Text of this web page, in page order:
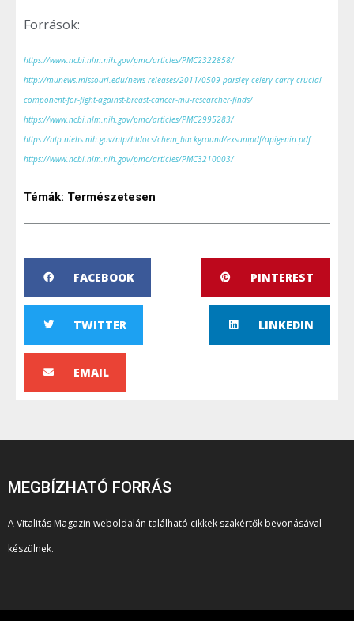
Források:
https://www.ncbi.nlm.nih.gov/pmc/articles/PMC2322858/
http://munews.missouri.edu/news-releases/2011/0509-parsley-celery-carry-crucial-
component-for-fight-against-breast-cancer-mu-researcher-finds/
https://www.ncbi.nlm.nih.gov/pmc/articles/PMC2995283/
https://ntp.niehs.nih.gov/ntp/htdocs/chem_background/exsumpdf/apigenin.pdf
https://www.ncbi.nlm.nih.gov/pmc/articles/PMC3210003/
Témák: Természetesen
FACEBOOK PINTEREST
TWITTER LINKEDIN
EMAIL
MEGBÍZHATÓ FORRÁS
A Vitalitás Magazin weboldalán található cikkek szakértők bevonásával
készülnek.